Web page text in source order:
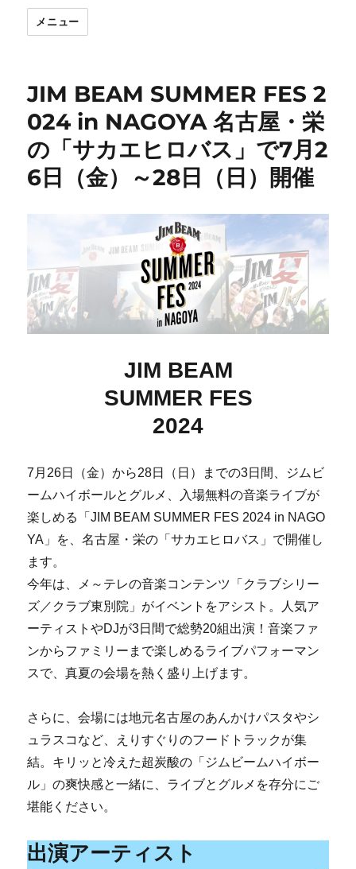
メニュー
JIM BEAM SUMMER FES 2
024 in NAGOYA 名古屋・栄
の「サカエヒロバス」で7月2
6日（金）～28日（日）開催
JIM BEAM
SUMMER FES
2024
7月26日（金）から28日（日）までの3日間、ジムビ
ームハイボールとグルメ、入場無料の音楽ライブが
楽しめる「JIM BEAM SUMMER FES 2024 in NAGO
YA」を、名古屋・栄の「サカエヒロバス」で開催し
ます。
今年は、メ～テレの音楽コンテンツ「クラブシリー
ズ／クラブ東別院」がイベントをアシスト。人気ア
ーティストやDJが3日間で総勢20組出演！音楽ファ
ンからファミリーまで楽しめるライブパフォーマン
スで、真夏の会場を熱く盛り上げます。
さらに、会場には地元名古屋のあんかけパスタやシ
ュラスコなど、えりすぐりのフードトラックが集
結。キリッと冷えた超炭酸の「ジムビームハイボー
ル」の爽快感と一緒に、ライブとグルメを存分にご
堪能ください。
出演アーティスト